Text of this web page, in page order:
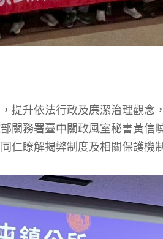
提升依法行政及廉潔治理觀念
關務署臺中關政風室秘書黃
仁瞭解揭弊制度及相關保護機